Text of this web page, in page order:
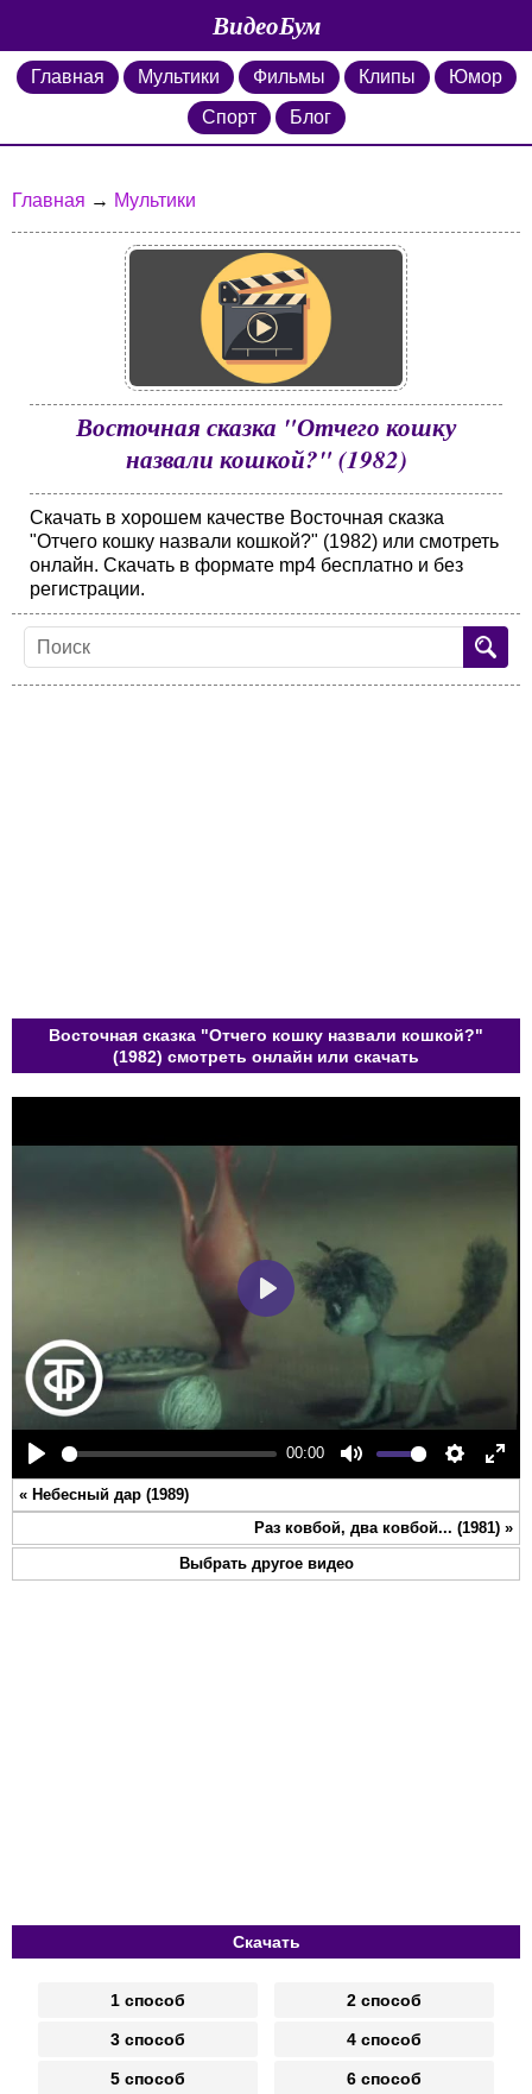
ВидеоБум
Главная Мультики Фильмы Клипы
Юмор
Спорт
Блог
Главная → Мультики
Восточная сказка "Отчего кошку
назвали кошкой?" (1982)
Скачать в хорошем качестве Восточная сказка
"Отчего кошку назвали кошкой?" (1982) или смотреть
онлайн. Скачать в формате mp4 бесплатно и без
регистрации.
Восточная сказка "Отчего кошку назвали кошкой?"
(1982) смотреть онлайн или скачать
Play
00:00
Mute Settings
Play
« Небесный дар (1989)
Раз ковбой, два ковбой... (1981) »
Выбрать другое видео
Скачать
1 способ 2 способ
3 способ 4 способ
5 способ 6 способ